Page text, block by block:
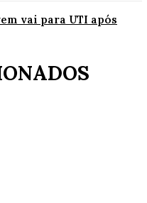
vai para UTI após